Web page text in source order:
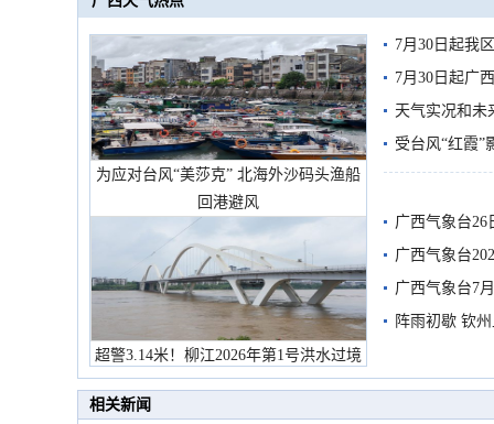
为应对台风“美莎克” 北海外沙码头渔船
回港避风
超警3.14米！柳江2026年第1号洪水过境
市民在堤岸见证汛况
7月30日起我
7月30日起广
天气实况和未
受台风“红霞”
有较强降雨
广西气象台26
广西气象台
预警
广西气象台7
阵雨初歇 钦
相关新闻